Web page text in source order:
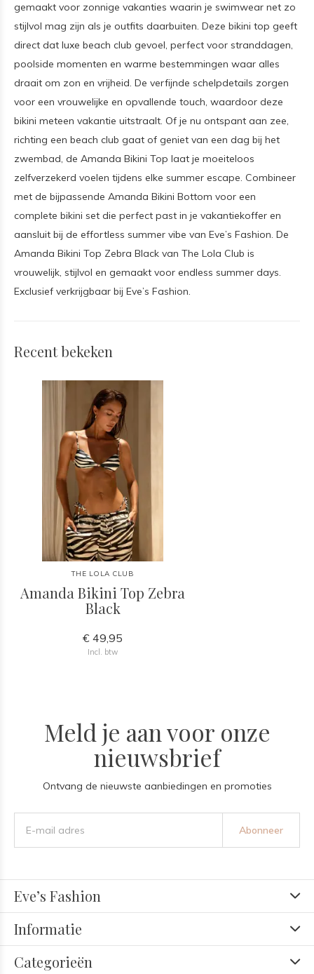
gemaakt voor zonnige vakanties waarin je swimwear net zo
stijlvol mag zijn als je outfits daarbuiten. Deze bikini top geeft
direct dat luxe beach club gevoel, perfect voor stranddagen,
poolside momenten en warme bestemmingen waar alles
draait om zon en vrijheid. De verfijnde schelpdetails zorgen
voor een vrouwelijke en opvallende touch, waardoor deze
bikini meteen vakantie uitstraalt. Of je nu ontspant aan zee,
richting een beach club gaat of geniet van een dag bij het
zwembad, de Amanda Bikini Top laat je moeiteloos
zelfverzekerd voelen tijdens elke summer escape. Combineer
met de bijpassende Amanda Bikini Bottom voor een
complete bikini set die perfect past in je vakantiekoffer en
aansluit bij de effortless summer vibe van Eve’s Fashion. De
Amanda Bikini Top Zebra Black van The Lola Club is
vrouwelijk, stijlvol en gemaakt voor endless summer days.
Exclusief verkrijgbaar bij Eve’s Fashion.
Recent bekeken
THE LOLA CLUB
Amanda Bikini Top Zebra
Black
€ 49,95
Incl. btw
Meld je aan voor onze
nieuwsbrief
Ontvang de nieuwste aanbiedingen en promoties
Abonneer
Eve’s Fashion
Informatie
Categorieën